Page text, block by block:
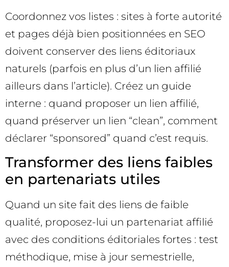
Coordonnez vos listes : sites à forte autorité
et pages déjà bien positionnées en SEO
doivent conserver des liens éditoriaux
naturels (parfois en plus d’un lien affilié
ailleurs dans l’article). Créez un guide
interne : quand proposer un lien affilié,
quand préserver un lien “clean”, comment
déclarer “sponsored” quand c’est requis.
Transformer des liens faibles
en partenariats utiles
Quand un site fait des liens de faible
qualité, proposez-lui un partenariat affilié
avec des conditions éditoriales fortes : test
méthodique, mise à jour semestrielle,